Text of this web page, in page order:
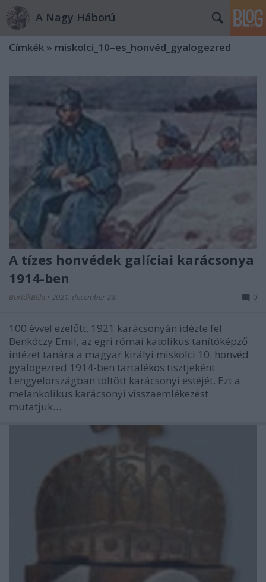
A Nagy Háború
Címkék » miskolci_10–es_honvéd_gyalogezred
A tízes honvédek galíciai karácsonya
1914-ben
BartókBéla • 2021. december 23. 0
100 évvel ezelőtt, 1921 karácsonyán idézte fel
Benkóczy Emil, az egri római katolikus tanítóképző
intézet tanára a magyar királyi miskolci 10. honvéd
gyalogezred 1914-ben tartalékos tisztjeként
Lengyelországban töltött karácsonyi estéjét. Ezt a
melankolikus karácsonyi visszaemlékezést
mutatjuk…